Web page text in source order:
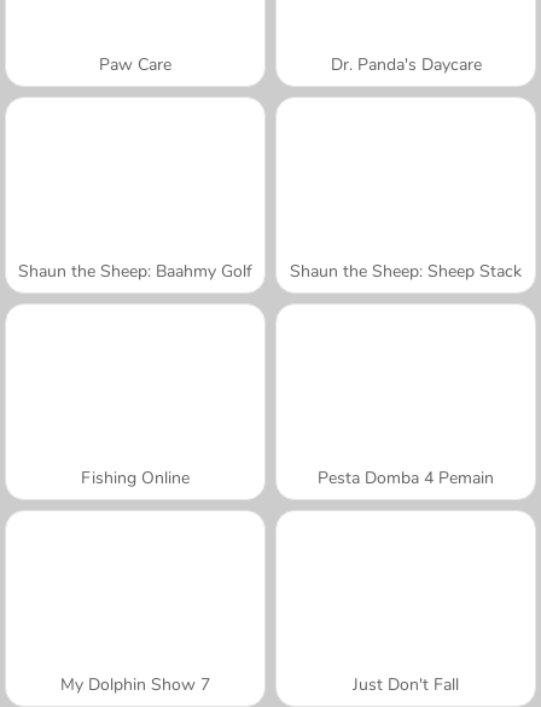
Paw Care Dr. Panda's Daycare
Shaun the Sheep: Baahmy Golf Shaun the Sheep: Sheep Stack
Fishing Online Pesta Domba 4 Pemain
My Dolphin Show 7 Just Don't Fall